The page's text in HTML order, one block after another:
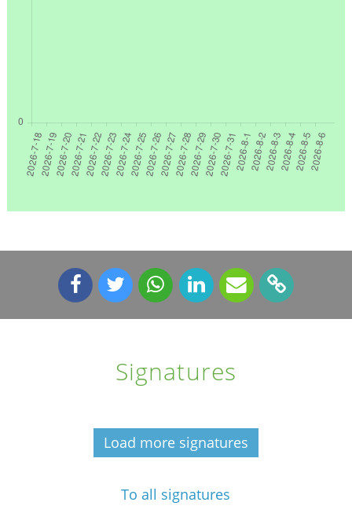
Signatures
Load more signatures
To all signatures